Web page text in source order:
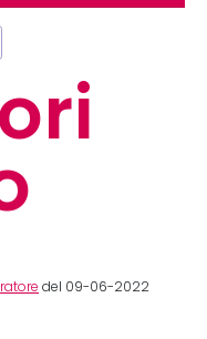
del 09-06-2022